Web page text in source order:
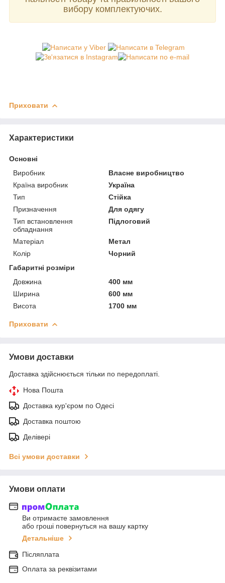
вибору комплектуючих.
Приховати
Характеристики
Основні
Виробник
Власне виробництво
Країна виробник
Україна
Тип
Стійка
Призначення
Для одягу
Тип встановлення
обладнання
Підлоговий
Матеріал
Метал
Колір
Чорний
Габаритні розміри
Довжина
400 мм
Ширина
600 мм
Висота
1700 мм
Приховати
Умови доставки
Доставка здійснюється тільки по передоплаті.
Нова Пошта
Доставка кур'єром по Одесі
Доставка поштою
Делівері
Всі умови доставки
Умови оплати
Ви отримаєте замовлення
або гроші повернуться на вашу картку
Детальніше
Післяплата
Оплата за реквізитами